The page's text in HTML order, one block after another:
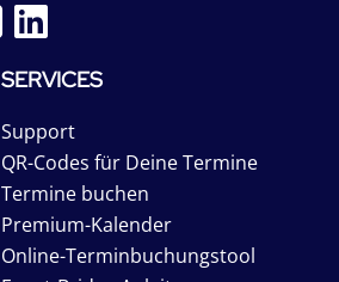
SERVICES
Support
QR-Codes für Deine Termine
Termine buchen
Premium-Kalender
Online-Terminbuchungstool